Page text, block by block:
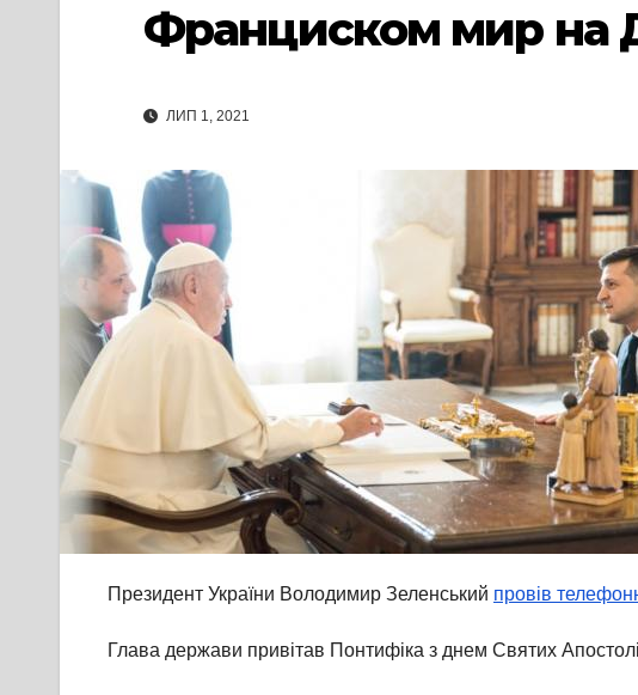
Франциском мир на
ЛИП 1, 2021
Президент України Володимир Зеленський провів
Глава держави привітав Понтифіка з днем Святих